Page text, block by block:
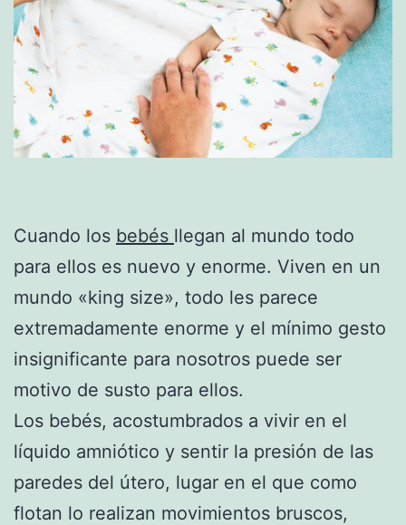
Cuando los bebés llegan al mundo todo
para ellos es nuevo y enorme. Viven en un
mundo «king size», todo les parece
extremadamente enorme y el mínimo gesto
insignificante para nosotros puede ser
motivo de susto para ellos.
Los bebés, acostumbrados a vivir en el
líquido amniótico y sentir la presión de las
paredes del útero, lugar en el que como
flotan lo realizan movimientos bruscos,